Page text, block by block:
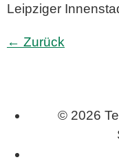
Leipziger
← Zurück
© 2026